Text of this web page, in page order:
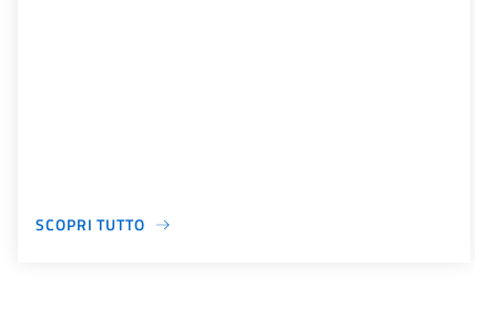
SCOPRI TUTTO